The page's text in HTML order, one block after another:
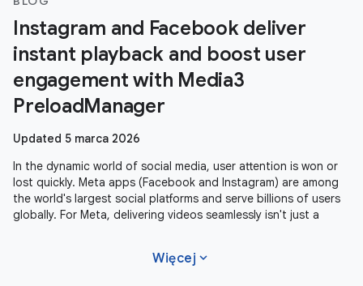
Instagram and Facebook deliver
instant playback and boost user
engagement with Media3
PreloadManager
Updated 5 marca 2026
In the dynamic world of social media, user attention is won or
lost quickly. Meta apps (Facebook and Instagram) are among
the world's largest social platforms and serve billions of users
globally. For Meta, delivering videos seamlessly isn't just a
Więcej expand_more